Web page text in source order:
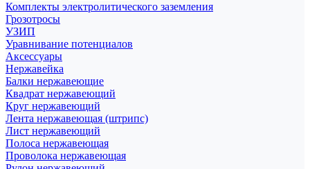
Комплекты электролитического заземления
Грозотросы
УЗИП
Уравнивание потенциалов
Аксессуары
Нержавейка
Балки нержавеющие
Квадрат нержавеющий
Круг нержавеющий
Лента нержавеющая (штрипс)
Лист нержавеющий
Полоса нержавеющая
Проволока нержавеющая